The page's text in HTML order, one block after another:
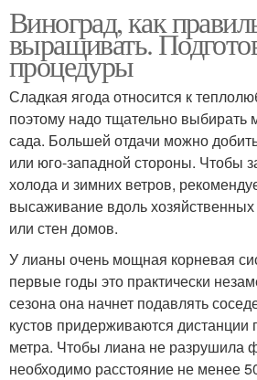
Виноград, как
выращивать.
процедуры
Сладкая ягода относится к
поэтому надо тщательно выбирать
сада. Большей отдачи можно
или юго-западной стороны. Чтобы
холода и зимних ветров,
высаживание вдоль хозяйственных
или стен домов.
У лианы очень мощная корневая
первые годы это практически
сезона она начнет подавлять
кустов придерживаются дистанции
метра. Чтобы лиана не разрушила
необходимо расстояние не менее